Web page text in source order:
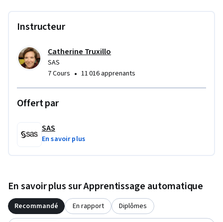
Instructeur
Catherine Truxillo
SAS
7 Cours • 11 016 apprenants
Offert par
SAS
En savoir plus
En savoir plus sur Apprentissage automatique
Recommandé En rapport Diplômes